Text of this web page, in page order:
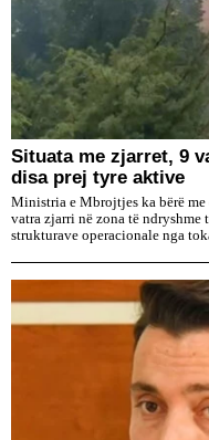
Situata me zjarret, 9
disa prej tyre aktive
Ministria e Mbrojtjes ka bërë me
vatra zjarri në zona të ndryshme
strukturave operacionale nga